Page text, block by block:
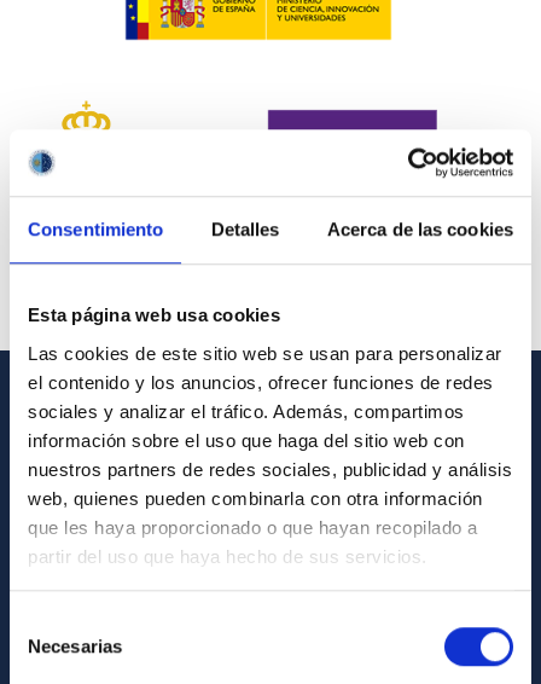
Consentimiento Detalles Acerca de las cookies
Esta página web usa cookies
Las cookies de este sitio web se usan para personalizar
el contenido y los anuncios, ofrecer funciones de redes
sociales y analizar el tráfico. Además, compartimos
información sobre el uso que haga del sitio web con
nuestros partners de redes sociales, publicidad y análisis
web, quienes pueden combinarla con otra información
que les haya proporcionado o que hayan recopilado a
partir del uso que haya hecho de sus servicios.
Necesarias
GENERAL INFORMATION
Contact
How to get to the IAC
List of personnel
Library
General register